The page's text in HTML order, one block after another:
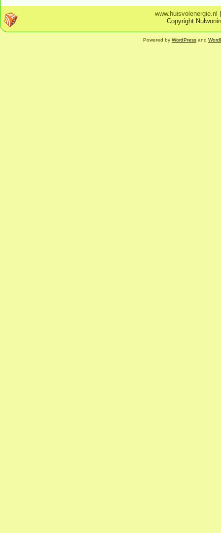
www.huisvolenergie.nl
Copyright
Powered by WordPress and